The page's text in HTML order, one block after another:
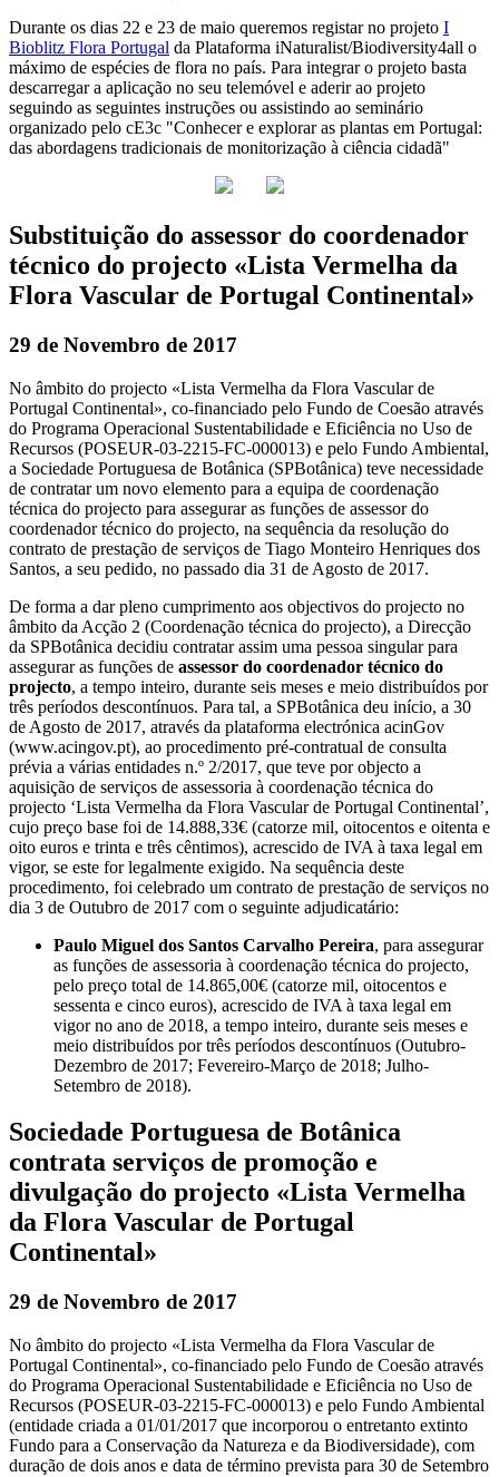
Durante os dias 22 e 23 de maio queremos registar no projeto I
Bioblitz Flora Portugal da Plataforma iNaturalist/Biodiversity4all o
máximo de espécies de flora no país. Para integrar o projeto basta
descarregar a aplicação no seu telemóvel e aderir ao projeto
seguindo as seguintes instruções ou assistindo ao seminário
organizado pelo cE3c "Conhecer e explorar as plantas em Portugal:
das abordagens tradicionais de monitorização à ciência cidadã"
Substituição do assessor do coordenador
técnico do projecto «Lista Vermelha da
Flora Vascular de Portugal Continental»
29 de Novembro de 2017
No âmbito do projecto «Lista Vermelha da Flora Vascular de
Portugal Continental», co-financiado pelo Fundo de Coesão através
do Programa Operacional Sustentabilidade e Eficiência no Uso de
Recursos (POSEUR-03-2215-FC-000013) e pelo Fundo Ambiental,
a Sociedade Portuguesa de Botânica (SPBotânica) teve necessidade
de contratar um novo elemento para a equipa de coordenação
técnica do projecto para assegurar as funções de assessor do
coordenador técnico do projecto, na sequência da resolução do
contrato de prestação de serviços de Tiago Monteiro Henriques dos
Santos, a seu pedido, no passado dia 31 de Agosto de 2017.
De forma a dar pleno cumprimento aos objectivos do projecto no
âmbito da Acção 2 (Coordenação técnica do projecto), a Direcção
da SPBotânica decidiu contratar assim uma pessoa singular para
assegurar as funções de assessor do coordenador técnico do
projecto, a tempo inteiro, durante seis meses e meio distribuídos por
três períodos descontínuos. Para tal, a SPBotânica deu início, a 30
de Agosto de 2017, através da plataforma electrónica acinGov
(www.acingov.pt), ao procedimento pré-contratual de consulta
prévia a várias entidades n.º 2/2017, que teve por objecto a
aquisição de serviços de assessoria à coordenação técnica do
projecto ‘Lista Vermelha da Flora Vascular de Portugal Continental’,
cujo preço base foi de 14.888,33€ (catorze mil, oitocentos e oitenta e
oito euros e trinta e três cêntimos), acrescido de IVA à taxa legal em
vigor, se este for legalmente exigido. Na sequência deste
procedimento, foi celebrado um contrato de prestação de serviços no
dia 3 de Outubro de 2017 com o seguinte adjudicatário:
Paulo Miguel dos Santos Carvalho Pereira, para assegurar
as funções de assessoria à coordenação técnica do projecto,
pelo preço total de 14.865,00€ (catorze mil, oitocentos e
sessenta e cinco euros), acrescido de IVA à taxa legal em
vigor no ano de 2018, a tempo inteiro, durante seis meses e
meio distribuídos por três períodos descontínuos (Outubro-
Dezembro de 2017; Fevereiro-Março de 2018; Julho-
Setembro de 2018).
Sociedade Portuguesa de Botânica
contrata serviços de promoção e
divulgação do projecto «Lista Vermelha
da Flora Vascular de Portugal
Continental»
29 de Novembro de 2017
No âmbito do projecto «Lista Vermelha da Flora Vascular de
Portugal Continental», co-financiado pelo Fundo de Coesão através
do Programa Operacional Sustentabilidade e Eficiência no Uso de
Recursos (POSEUR-03-2215-FC-000013) e pelo Fundo Ambiental
(entidade criada a 01/01/2017 que incorporou o entretanto extinto
Fundo para a Conservação da Natureza e da Biodiversidade), com
duração de dois anos e data de término prevista para 30 de Setembro